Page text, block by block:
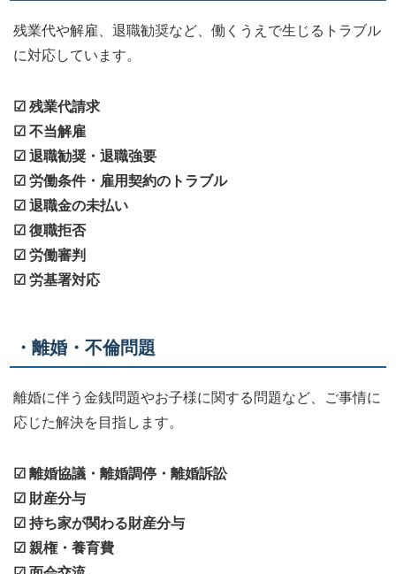
残業代や解雇、退職勧奨など、働くうえで生じるトラブル
に対応しています。
☑ 残業代請求
☑ 不当解雇
☑ 退職勧奨・退職強要
☑ 労働条件・雇用契約のトラブル
☑ 退職金の未払い
☑ 復職拒否
☑ 労働審判
☑ 労基署対応
・離婚・不倫問題
離婚に伴う金銭問題やお子様に関する問題など、ご事情に
応じた解決を目指します。
☑ 離婚協議・離婚調停・離婚訴訟
☑ 財産分与
☑ 持ち家が関わる財産分与
☑ 親権・養育費